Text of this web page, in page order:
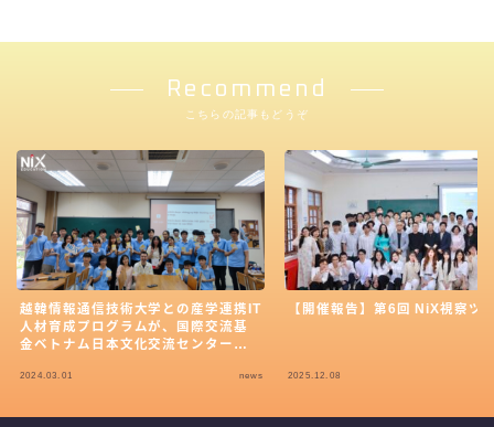
Recommend
こちらの記事もどうぞ
越韓情報通信技術大学との産学連携IT
人材育成プログラムが、国際交流基
金ベトナム日本文化交流センターの
2024.03.01 news
【開催報告】第6回 NiX視察ツ
2025.12.08